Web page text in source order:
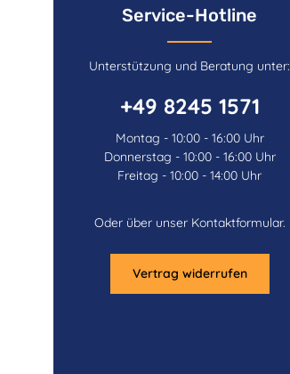
Service-Hotline
Unterstützung und Beratung unter:
+49 8245 1571
Montag - 10:00 - 16:00 Uhr
Donnerstag - 10:00 - 16:00 Uhr
Freitag - 10:00 - 14:00 Uhr
Oder über unser Kontaktformular.
Vertrag widerrufen